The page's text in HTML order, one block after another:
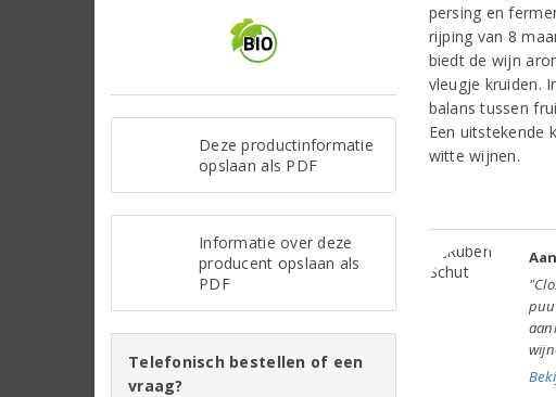
Deze productinformatie
opslaan als PDF
Informatie over deze
producent opslaan als
PDF
Telefonisch bestellen of een
vraag?
persing en
rijping van 8
biedt de wijn
vleugje kruiden.
balans tussen
Een uitstekende
witte wijnen.